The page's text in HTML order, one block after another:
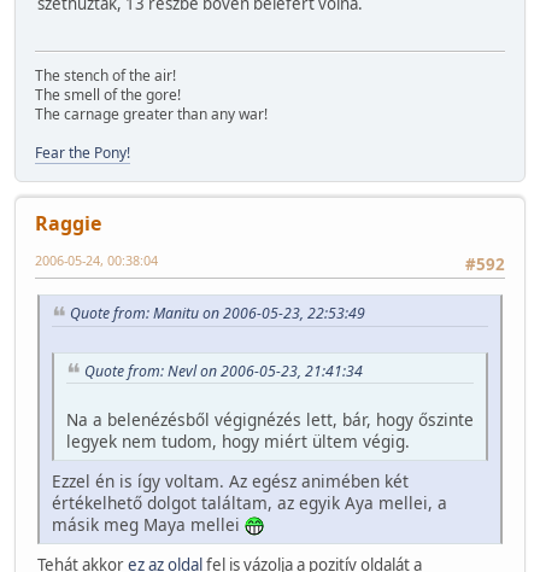
The stench of the air!
The smell of the gore!
The carnage greater than any war!
Fear the Pony!
Raggie
#592
2006-05-24, 00:38:04
Quote from: Manitu on 2006-05-23, 22:53:49
Quote from: Nevl on 2006-05-23, 21:41:34
Na a belenézésből végignézés lett, bár, hogy őszinte
legyek nem tudom, hogy miért ültem végig.
Ezzel én is így voltam. Az egész animében két
értékelhető dolgot találtam, az egyik Aya mellei, a
másik meg Maya mellei
Tehát akkorez az oldal fel is vázolja a pozitív oldalát a